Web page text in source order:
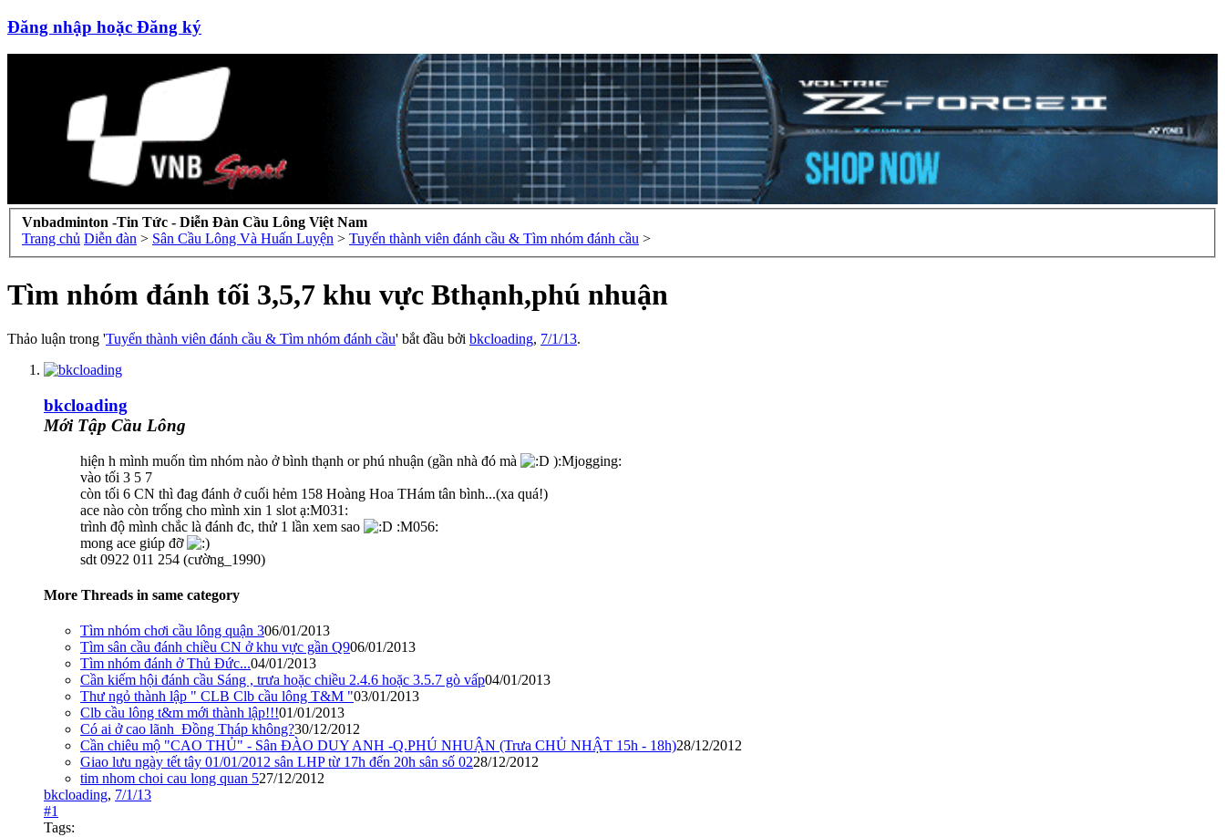
Đăng nhập hoặc Đăng ký
Vnbadminton -Tin Tức - Diễn Đàn Cầu Lông Việt Nam
Trang chủ Diễn đàn > Sân Cầu Lông Và Huấn Luyện > Tuyển thành viên đánh cầu & Tìm nhóm đánh cầu >
Tìm nhóm đánh tối 3,5,7 khu vực Bthạnh,phú nhuận
Thảo luận trong 'Tuyển thành viên đánh cầu & Tìm nhóm đánh cầu' bắt đầu bởi bkcloading, 7/1/13.
bkcloading
Mới Tập Cầu Lông
hiện h mình muốn tìm nhóm nào ở bình thạnh or phú nhuận (gần nhà đó mà
):Mjogging:
vào tối 3 5 7
còn tối 6 CN thì đag đánh ở cuối hẻm 158 Hoàng Hoa THám tân bình...(xa quá!)
ace nào còn trống cho mình xin 1 slot ạ:M031:
trình độ mình chắc là đánh đc, thử 1 lần xem sao
:M056:
mong ace giúp đỡ
sdt 0922 011 254 (cường_1990)
More Threads in same category
Tìm nhóm chơi cầu lông quận 306/01/2013
Tìm sân cầu đánh chiều CN ở khu vực gần Q906/01/2013
Tìm nhóm đánh ở Thủ Đức...04/01/2013
Cần kiếm hội đánh cầu Sáng , trưa hoặc chiều 2.4.6 hoặc 3.5.7 gò vấp04/01/2013
Thư ngỏ thành lập " CLB Clb cầu lông T&M "03/01/2013
Clb cầu lông t&m mới thành lập!!!01/01/2013
Có ai ở cao lãnh_Đồng Tháp không?30/12/2012
Cần chiêu mộ "CAO THỦ" - Sân ĐÀO DUY ANH -Q.PHÚ NHUẬN (Trưa CHỦ NHẬT 15h - 18h)28/12/2012
Giao lưu ngày tết tây 01/01/2012 sân LHP từ 17h đến 20h sân số 0228/12/2012
tim nhom choi cau long quan 527/12/2012
bkcloading, 7/1/13
#1
Tags: